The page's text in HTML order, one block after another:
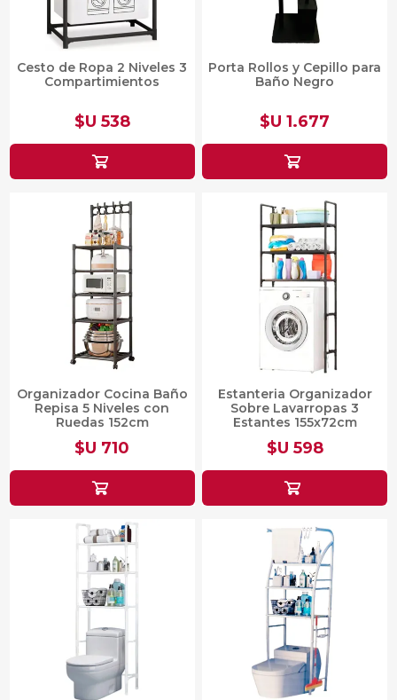
Cesto de Ropa 2 Niveles 3
Compartimientos
$U 538
Porta Rollos y Cepillo para
Baño Negro
$U 1.677
Organizador Cocina Baño
Repisa 5 Niveles con
Ruedas 152cm
$U 710
Estanteria Organizador
Sobre Lavarropas 3
Estantes 155x72cm
$U 598